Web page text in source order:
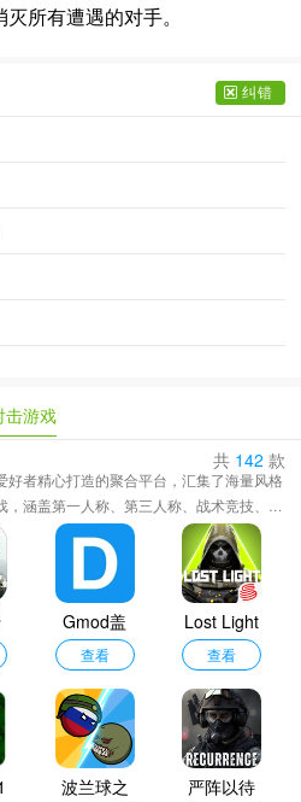
所有遭遇的对手。
纠错
击游戏
共 142 款
好者精心打造的聚合平台，汇集了海量风格
涵盖第一人称、第三人称、战术竞技、生
突围等多种类型，无论你是热衷于精准枪战
重炮轰击的军事迷，这里都能满足你的热血
作，更每日持续更新，第一时间引入全球最
站在游戏潮流前沿。
Gmod盖
瑞模组正
版
查看
Lost Light
国际服
查看
波兰球之
严阵以待